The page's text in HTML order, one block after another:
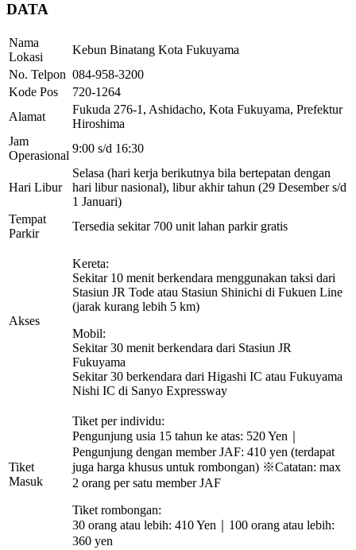
DATA
Nama
Lokasi
Kebun Binatang Kota Fukuyama
No. Telpon 084-958-3200
Kode Pos
720-1264
Alamat
Fukuda 276-1, Ashidacho, Kota Fukuyama, Prefektur
Hiroshima
Jam
Operasional
9:00 s/d 16:30
Hari Libur
Selasa (hari kerja berikutnya bila bertepatan dengan
hari libur nasional), libur akhir tahun (29 Desember s/d
1 Januari)
Tempat
Parkir
Tersedia sekitar 700 unit lahan parkir gratis
Akses
Kereta:
Sekitar 10 menit berkendara menggunakan taksi dari
Stasiun JR Tode atau Stasiun Shinichi di Fukuen Line
(jarak kurang lebih 5 km)
Mobil:
Sekitar 30 menit berkendara dari Stasiun JR
Fukuyama
Sekitar 30 berkendara dari Higashi IC atau Fukuyama
Nishi IC di Sanyo Expressway
Tiket
Masuk
Tiket per individu:
Pengunjung usia 15 tahun ke atas: 520 Yen｜
Pengunjung dengan member JAF: 410 yen (terdapat
juga harga khusus untuk rombongan) ※Catatan: max
2 orang per satu member JAF
Tiket rombongan:
30 orang atau lebih: 410 Yen｜100 orang atau lebih:
360 yen